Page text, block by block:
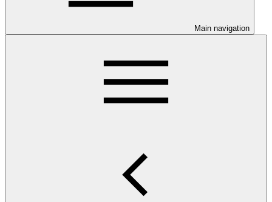
Main navigation